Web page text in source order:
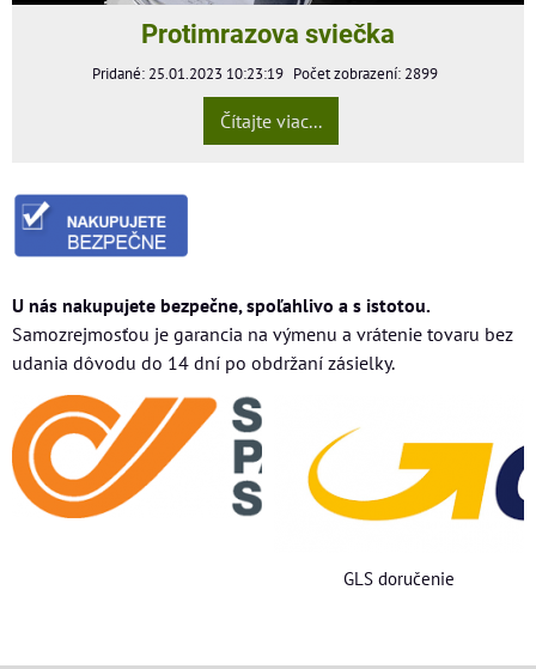
Protimrazova sviečka
Pridané: 25.01.2023 10:23:19 Počet zobrazení: 2899
Čítajte viac...
U nás nakupujete bezpečne, spoľahlivo a s istotou.
Samozrejmosťou je garancia na výmenu a vrátenie tovaru bez
udania dôvodu do 14 dní po obdržaní zásielky.
GLS doručenie